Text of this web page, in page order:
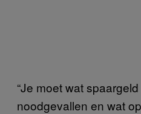
“Je moet wat
noodgevallen en wat